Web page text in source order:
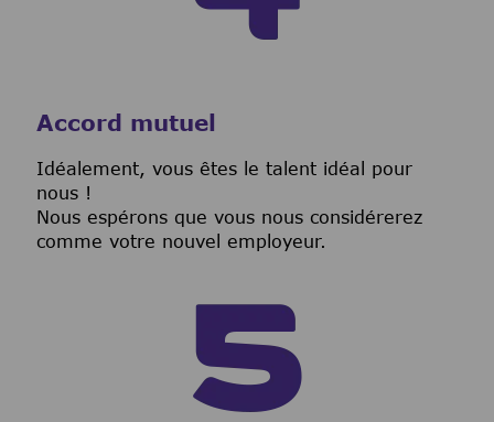
Accord mutuel
Idéalement, vous êtes le talent idéal pour
nous !
Nous espérons que vous nous considérerez
comme votre nouvel employeur.